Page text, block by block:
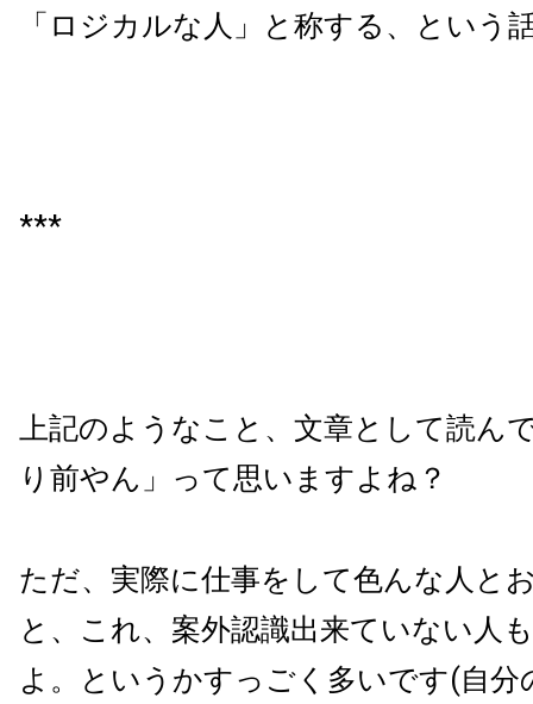
「ロジカルな人」と称する、という
***
上記のようなこと、文章として読ん
り前やん」って思いますよね？
ただ、実際に仕事をして色んな人と
と、これ、案外認識出来ていない人
よ。というかすっごく多いです(自分